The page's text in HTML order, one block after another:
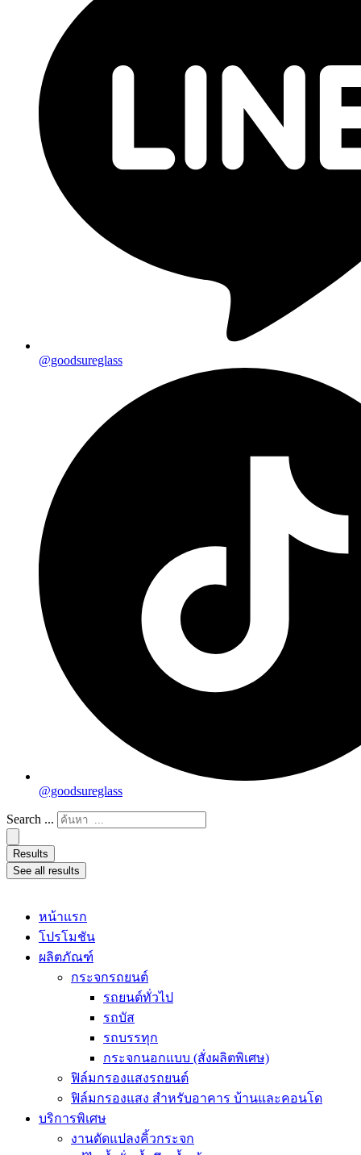
@goodsureglass
@goodsureglass
Search ...
Results
See all results
หน้าแรก
โปรโมชัน
ผลิตภัณฑ์
กระจกรถยนต์
รถยนต์ทั่วไป
รถบัส
รถบรรทุก
กระจกนอกแบบ (สั่งผลิตพิเศษ)
ฟิล์มกรองแสงรถยนต์
ฟิล์มกรองแสง สำหรับอาคาร บ้านและคอนโด
บริการพิเศษ
งานดัดแปลงคิ้วกระจก